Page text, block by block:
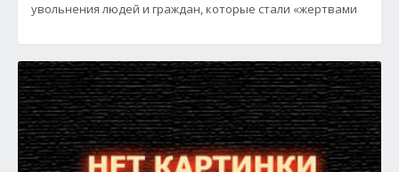
увольнения людей и граждан, которые стали «жертвами